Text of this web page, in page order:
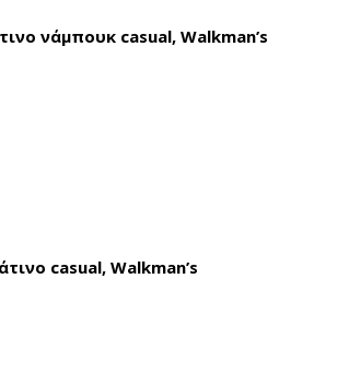
νάμπουκ casual, Walkman’s
casual, Walkman’s